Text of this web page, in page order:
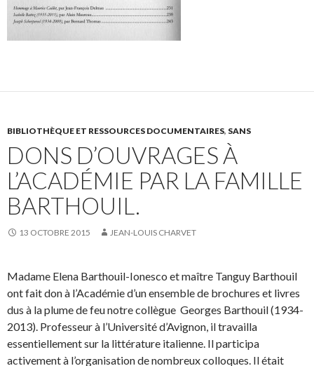
BIBLIOTHÈQUE ET RESSOURCES DOCUMENTAIRES, SANS
DONS D’OUVRAGES À
L’ACADÉMIE PAR LA FAMILLE
BARTHOUIL.
13 OCTOBRE 2015 JEAN-LOUIS CHARVET
Madame Elena Barthouil-Ionesco et maître Tanguy Barthouil
ont fait don à l’Académie d’un ensemble de brochures et livres
dus à la plume de feu notre collègue Georges Barthouil (1934-
2013). Professeur à l’Université d’Avignon, il travailla
essentiellement sur la littérature italienne. Il participa
activement à l’organisation de nombreux colloques. Il était